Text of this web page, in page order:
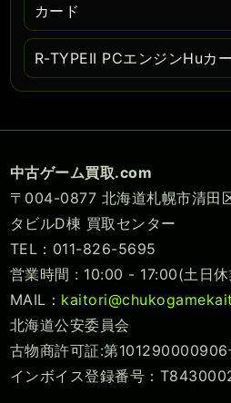
カード
R-TYPEII PCエンジンHuカ
中古ゲーム買取.com
〒004-0877 北海道札幌市清田
タビルD棟 買取センター
TEL：011-826-5695
営業時間 : 10:00 - 17:00(土日休
MAIL：
北海道公安委員会
古物商許可証:第101290000906
インボイス登録番号：